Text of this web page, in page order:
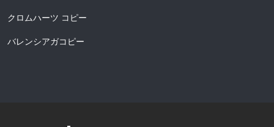
クロムハーツ コピー
バレンシアガコピー